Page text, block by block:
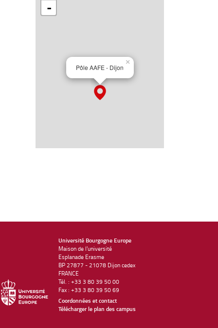
Université Bourgogne Europe
Maison de l'université
Esplanade Erasme
BP 27877 - 21078 Dijon cedex
FRANCE
Tél. : +33 3 80 39 50 00
Fax : +33 3 80 39 50 69
Coordonnées et contact
Télécharger le plan des campus